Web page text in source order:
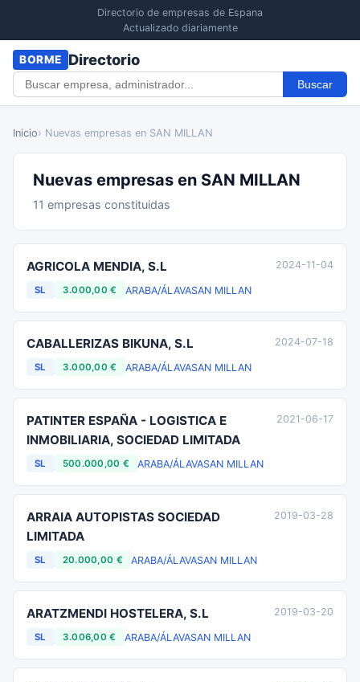
Directorio de empresas de Espana
Actualizado diariamente
BORME Directorio
Buscar
Inicio› Nuevas empresas en SAN MILLAN
Nuevas empresas en SAN MILLAN
11 empresas constituidas
AGRICOLA MENDIA, S.L
SL 3.000,00 € ARABA/ÁLAVASAN MILLAN
2024-11-04
CABALLERIZAS BIKUNA, S.L
SL 3.000,00 € ARABA/ÁLAVASAN MILLAN
2024-07-18
PATINTER ESPAÑA - LOGISTICA E
INMOBILIARIA, SOCIEDAD LIMITADA
SL 500.000,00 € ARABA/ÁLAVASAN MILLAN
2021-06-17
ARRAIA AUTOPISTAS SOCIEDAD
LIMITADA
SL 20.000,00 € ARABA/ÁLAVASAN MILLAN
2019-03-28
ARATZMENDI HOSTELERA, S.L
SL 3.006,00 € ARABA/ÁLAVASAN MILLAN
2019-03-20